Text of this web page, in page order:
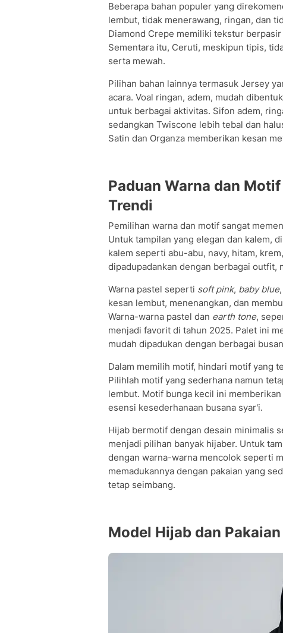
Beberapa bahan populer yang
lembut, tidak menerawang, ringan, dan
Diamond Crepe memiliki tekstur
Sementara itu, Ceruti, meskipun tipis,
serta mewah.
Pilihan bahan lainnya termasuk Jersey
acara. Voal ringan, adem, mudah
untuk berbagai aktivitas. Sifon adem,
sedangkan Twiscone lebih tebal dan
Satin dan Organza memberikan kesan
Paduan Warna dan
Trendi
Pemilihan warna dan motif sangat
Untuk tampilan yang elegan dan kalem,
kalem seperti abu-abu, navy, hitam,
dipadupadankan dengan berbagai outfit,
Warna pastel seperti soft pink, baby blue
kesan lembut, menenangkan, dan
Warna-warna pastel dan earth tone,
menjadi favorit di tahun 2025. Palet ini
mudah dipadukan dengan berbagai
Dalam memilih motif, hindari motif yang
Pilihlah motif yang sederhana namun
lembut. Motif bunga kecil ini
esensi kesederhanaan busana syar'i.
Hijab bermotif dengan desain minimalis
menjadi pilihan banyak hijaber. Untuk
dengan warna-warna mencolok seperti
memadukannya dengan pakaian yang
tetap seimbang.
Model Hijab dan